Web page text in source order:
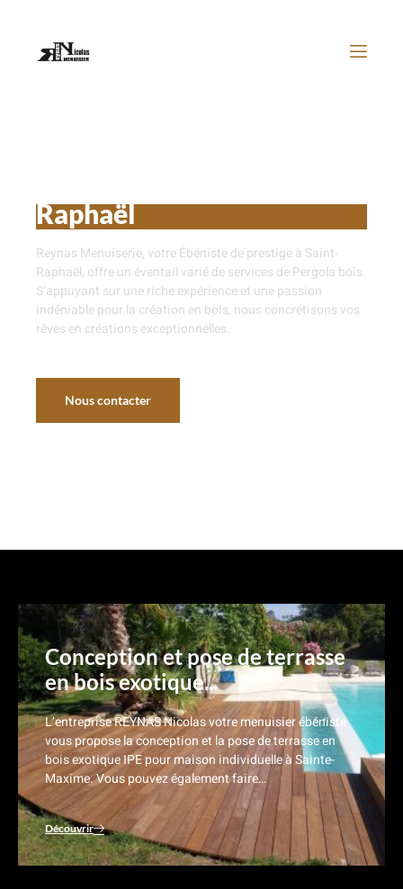
Raphaël
Reynas Menuiserie, votre Ébéniste de prestige à Saint-
Raphaël, offre un éventail varié de services de Pergola bois.
S’appuyant sur une riche expérience et une passion
indéniable pour la création en bois, nous concrétisons vos
rêves en créations exceptionnelles.
Nous contacter
Conception et pose de terrasse
en bois exotique...
L’entreprise REYNAS Nicolas votre menuisier ébéniste
vous propose la conception et la pose de terrasse en
bois exotique IPE pour maison individuelle à Sainte-
Maxime. Vous pouvez également faire…
Découvrir